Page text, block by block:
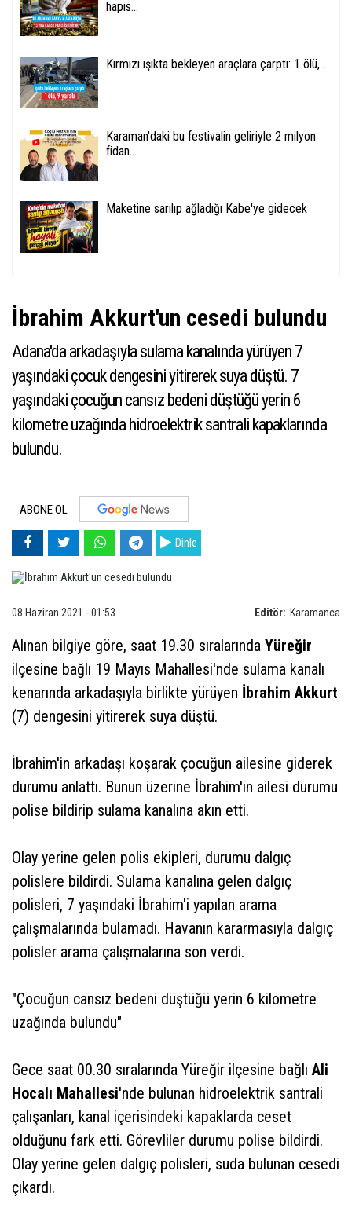
hapis...
Kırmızı ışıkta bekleyen araçlara çarptı: 1 ölü,...
Karaman'daki bu festivalin geliriyle 2 milyon
fidan...
Maketine sarılıp ağladığı Kabe'ye gidecek
İbrahim Akkurt'un cesedi bulundu
Adana'da arkadaşıyla sulama kanalında yürüyen 7
yaşındaki çocuk dengesini yitirerek suya düştü. 7
yaşındaki çocuğun cansız bedeni düştüğü yerin 6
kilometre uzağında hidroelektrik santrali kapaklarında
bulundu.
ABONE OL
Dinle
Editör: Karamanca
08 Haziran 2021 - 01:53
Alınan bilgiye göre, saat 19.30 sıralarında Yüreğir
ilçesine bağlı 19 Mayıs Mahallesi'nde sulama kanalı
kenarında arkadaşıyla birlikte yürüyen İbrahim Akkurt
(7) dengesini yitirerek suya düştü.
İbrahim'in arkadaşı koşarak çocuğun ailesine giderek
durumu anlattı. Bunun üzerine İbrahim'in ailesi durumu
polise bildirip sulama kanalına akın etti.
Olay yerine gelen polis ekipleri, durumu dalgıç
polislere bildirdi. Sulama kanalına gelen dalgıç
polisleri, 7 yaşındaki İbrahim'i yapılan arama
çalışmalarında bulamadı. Havanın kararmasıyla dalgıç
polisler arama çalışmalarına son verdi.
"Çocuğun cansız bedeni düştüğü yerin 6 kilometre
uzağında bulundu"
Gece saat 00.30 sıralarında Yüreğir ilçesine bağlı Ali
Hocalı Mahallesi'nde bulunan hidroelektrik santrali
çalışanları, kanal içerisindeki kapaklarda ceset
olduğunu fark etti. Görevliler durumu polise bildirdi.
Olay yerine gelen dalgıç polisleri, suda bulunan cesedi
çıkardı.